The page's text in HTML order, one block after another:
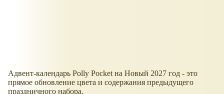
Адвент-календарь Polly Pocket на Новый 2027 год - это
прямое обновление цвета и содержания предыдущего
праздничного набора.